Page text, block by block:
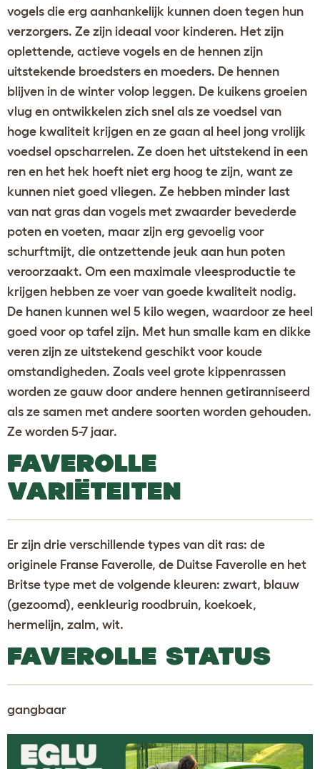
vogels die erg aanhankelijk kunnen doen tegen hun
verzorgers. Ze zijn ideaal voor kinderen. Het zijn
oplettende, actieve vogels en de hennen zijn
uitstekende broedsters en moeders. De hennen
blijven in de winter volop leggen. De kuikens groeien
vlug en ontwikkelen zich snel als ze voedsel van
hoge kwaliteit krijgen en ze gaan al heel jong vrolijk
voedsel opscharrelen. Ze doen het uitstekend in een
ren en het hek hoeft niet erg hoog te zijn, want ze
kunnen niet goed vliegen. Ze hebben minder last
van nat gras dan vogels met zwaarder bevederde
poten en voeten, maar zijn erg gevoelig voor
schurftmijt, die ontzettende jeuk aan hun poten
veroorzaakt. Om een maximale vleesproductie te
krijgen hebben ze voer van goede kwaliteit nodig.
De hanen kunnen wel 5 kilo wegen, waardoor ze heel
goed voor op tafel zijn. Met hun smalle kam en dikke
veren zijn ze uitstekend geschikt voor koude
omstandigheden. Zoals veel grote kippenrassen
worden ze gauw door andere hennen getiranniseerd
als ze samen met andere soorten worden gehouden.
Ze worden 5-7 jaar.
FAVEROLLE
VARIËTEITEN
Er zijn drie verschillende types van dit ras: de
originele Franse Faverolle, de Duitse Faverolle en het
Britse type met de volgende kleuren: zwart, blauw
(gezoomd), eenkleurig roodbruin, koekoek,
hermelijn, zalm, wit.
FAVEROLLE STATUS
gangbaar